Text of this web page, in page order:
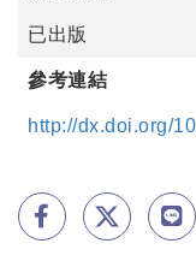
已出版
參考連結
http://dx.doi.org/